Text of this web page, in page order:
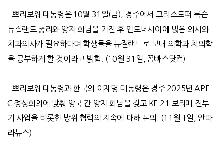
- 쁘라보워 대통령은10월 31 일(금), 경주에서 크리스토퍼 룩슨
뉴질랜드 총리와 양자 회담을 가진 후 인도네시아에 많은 의사와
치과의사가 필요하다며 학생들을 뉴질랜드로 보내 의학과 치의학
을 공부하게 할 것이라고 밝힘
. (10월 31 일 꼼빠스닷컴)
- 쁘라보워 대통령과 한국의 이재명 대통령은 경주2025년 APE
C 정상회의에 맞춰 양국 간 양자 회담을 갖고 KF-21
보라매 전투
기 사업을 비롯한 방위 협력의 지속에 대해 논의
. (11 월 1 일
안따
라뉴스)